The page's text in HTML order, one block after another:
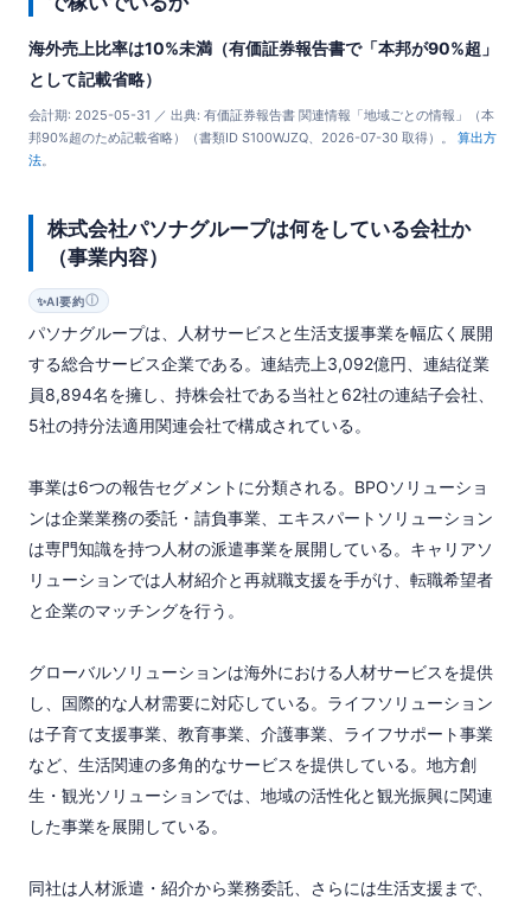
海外売上比率は10%未満（有価証券報告書で「本邦が90%超」
として記載省略）
会計期: 2025-05-31 ／ 出典: 有価証券報告書 関連情報「地域ごとの情報」（本
邦90%超のため記載省略）（書類ID S100WJZQ、2026-07-30 取得）。 算出方
法。
株式会社パソナグループは何をしている会社か
（事業内容）
✨AI要約ⓘ
パソナグループは、人材サービスと生活支援事業を幅広く展開
する総合サービス企業である。連結売上3,092億円、連結従業
員8,894名を擁し、持株会社である当社と62社の連結子会社、
5社の持分法適用関連会社で構成されている。
事業は6つの報告セグメントに分類される。BPOソリューショ
ンは企業業務の委託・請負事業、エキスパートソリューション
は専門知識を持つ人材の派遣事業を展開している。キャリアソ
リューションでは人材紹介と再就職支援を手がけ、転職希望者
と企業のマッチングを行う。
グローバルソリューションは海外における人材サービスを提供
し、国際的な人材需要に対応している。ライフソリューション
は子育て支援事業、教育事業、介護事業、ライフサポート事業
など、生活関連の多角的なサービスを提供している。地方創
生・観光ソリューションでは、地域の活性化と観光振興に関連
した事業を展開している。
同社は人材派遣・紹介から業務委託、さらには生活支援まで、